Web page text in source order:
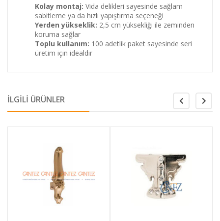
Kolay montaj: Vida delikleri sayesinde sağlam
sabitleme ya da hızlı yapıştırma seçeneği
Yerden yükseklik: 2,5 cm yüksekliği ile zeminden
koruma sağlar
Toplu kullanım: 100 adetlik paket sayesinde seri
üretim için idealdir
İLGİLİ ÜRÜNLER